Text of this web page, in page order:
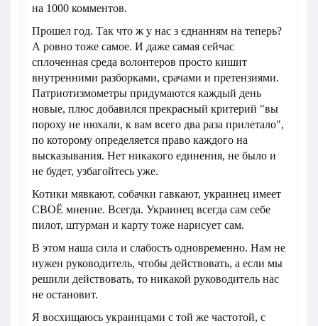
на 1000 комментов.
Прошел год. Так что ж у нас з єднанням на теперь?
А ровно тоже самое. И даже самая сейчас
сплоченная среда волонтеров просто кишит
внутренними разборками, срачами и претензиями.
Патриотизмометры придумаются каждый день
новые, плюс добавился прекрасный критерий "вы
пороху не нюхали, к вам всего два раза прилетало",
по которому определяется право каждого на
высказывания. Нет никакого единения, не было и
не будет, узбагойтесь уже.
Котики мявкают, собачки гавкают, украинец имеет
СВОЁ мнение. Всегда. Украинец всегда сам себе
пилот, штурман и карту тоже нарисует сам.
В этом наша сила и слабость одновременно. Нам не
нужен руководитель, чтобы действовать, а если мы
решили действовать, то никакой руководитель нас
не остановит.
Я восхищаюсь украинцами с той же частотой, с